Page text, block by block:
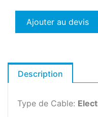
Ajouter au devis
Description
Type de Cable: